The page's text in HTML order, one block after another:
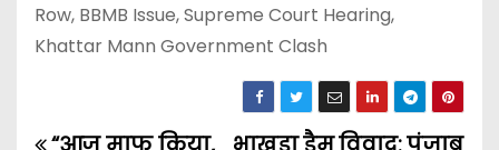
Row, BBMB Issue, Supreme Court Hearing,
Khattar Mann Government Clash